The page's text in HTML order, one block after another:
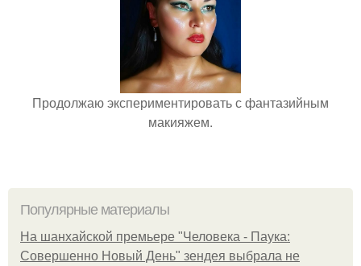
Продолжаю экспериментировать с фантазийным
макияжем.
Популярные материалы
На шанхайской премьере "Человека - Паука:
Совершенно Новый День" зендея выбрала не